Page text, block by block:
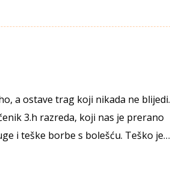
a ostave trag koji nikada ne blijedi.
3.h razreda, koji nas je prerano
i teške borbe s bolešću. Teško je…